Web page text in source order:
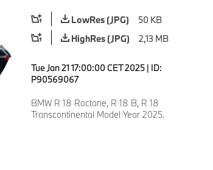
LowRes (JPG)
50 KB
HighRes (JPG)
2,13 MB
Tue Jan 21 17:00:00 CET 2025 | ID:
P90569067
BMW R 18 Roctane, R 18 B, R 18
Transcontinental Model Year 2025.